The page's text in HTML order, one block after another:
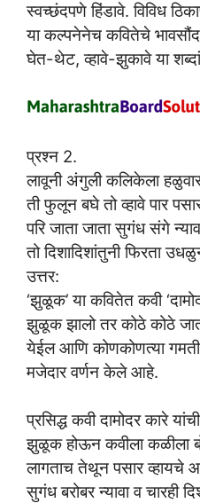
स्वच्छंदपणे हिंडावे. विविध
या कल्पनेनेच कवितेचे
घेत-थेट, व्हावे-झुकावे या
प्रश्न 2.
लावूनी अंगुली कलिकेला
ती फुलून बघे तो व्हावे पार
परि जाता जाता सुगंध संगे
तो दिशादिशांतुनी फिरता
उत्तर:
‘झुळूक’ या कवितेत कवी
झुळूक झालो तर कोठे कोठे
येईल आणि कोणकोणत्या
मजेदार वर्णन केले आहे.
प्रसिद्ध कवी दामोदर कारे
झुळूक होऊन कवीला कळीला
लागताच तेथून पसार व्हायचे
सुगंध बरोबर न्यावा व चारही